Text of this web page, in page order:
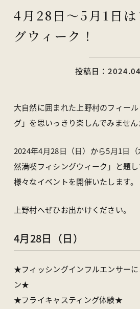
泊まる
オンラインストア
お
〒370-1617 群馬県多野郡上
一般社団法人 上野村産業
TEL0274-20-7070 ／ FAX
4月28日～5月1日は
グウィーク！
投稿日：
大自然に囲まれた上野村のフィー
グ」を思いっきり楽しんでみません
2024年4月28日（日）から5月1日
然満喫フィシングウィーク」と題
様々なイベントを開催いたします。
上野村へぜひお出かけください。
4月28日（日）
★フィッシングインフルエンサー
ン★
★フライキャスティング体験★